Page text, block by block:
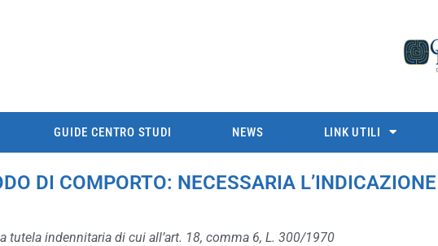
GUIDE CENTRO STUDI NEWS LINK UTILI
DI COMPORTO: NECESSARIA
indennitaria di cui all’art. 18, comma 6, L. 300/1970